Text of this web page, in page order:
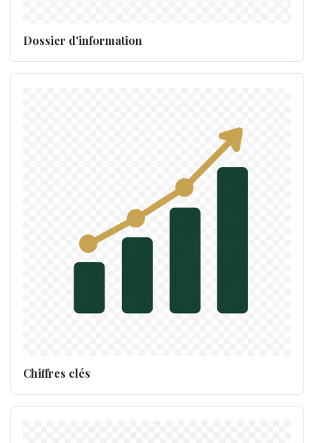
Dossier d'information
Chiffres clés